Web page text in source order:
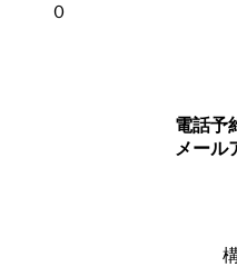
０
学生￥３００
小学生
コンサートと
電話予
メール